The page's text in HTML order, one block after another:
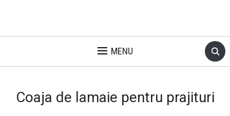
MENU
Coaja de lamaie pentru prajituri